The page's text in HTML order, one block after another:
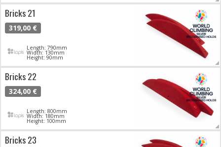
Bricks 21
319,00 €
Length: 790mm
Width: 130mm
Height: 90mm
Bricks 22
324,00 €
Length: 800mm
Width: 180mm
Height: 100mm
Bricks 23